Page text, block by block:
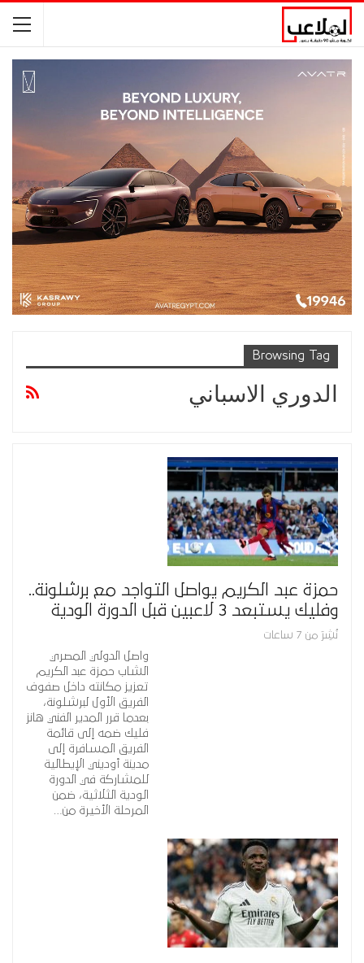
Browsing Tag
الدوري الاسباني
حمزة عبد الكريم يواصل التواجد مع برشلونة..
وفليك يستبعد 3 لاعبين قبل الدورة الودية
نُشِرَ من 7 ساعات
واصل الدولي المصري
الشاب حمزة عبد الكريم
تعزيز مكانته داخل صفوف
الفريق الأول لبرشلونة،
بعدما قرر المدير الفني هانز
فليك ضمه إلى قائمة
الفريق المسافرة إلى
مدينة أوديني الإيطالية
للمشاركة في الدورة
الودية الثلاثية، ضمن
المرحلة الأخيرة من…